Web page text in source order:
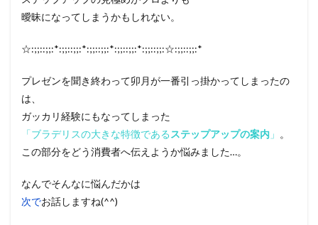
曖昧になってしまうかもしれない。
☆:;;::;;:*:;;::;;:*:;;::;;:*:;;::;;:*:;;::;;:☆:;;::;;:*
プレゼンを聞き終わって卯月が一番引っ掛かってしまったの
は、
ガッカリ経験にもなってしまった
「ブラデリスの大きな特徴である ステップアップの案内 」 。
この部分をどう消費者へ伝えようか悩みました…。
なんでそんなに悩んだかは
次でお話しますね(^^)